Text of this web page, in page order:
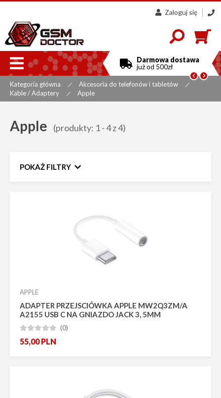
Zaloguj się
858

Darmowa dostawa
już od 500zł
 
Kategoria główna | Akcesoria do telefonów i tabletów |
Kable / Adaptery | Apple
Apple (produkty: 1 - 4 z 4)
POKAŻ FILTRY
APPLE
ADAPTER PRZEJSCIÓWKA APPLE MW2Q3ZM/A
A2155 USB C NA GNIAZDO JACK 3, 5MM
 (0)
55,00PLN